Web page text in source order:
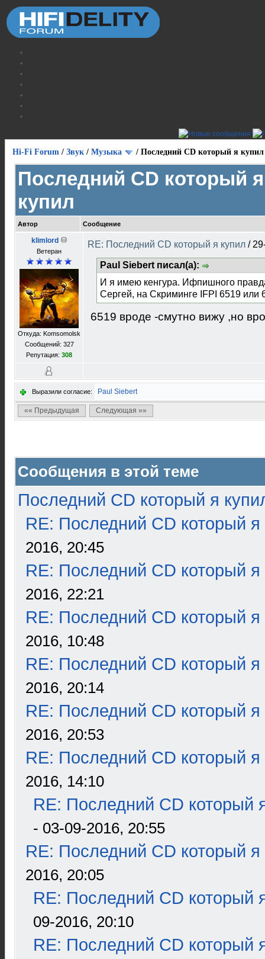
Hi-Fi Forum / Звук / Музыка / Последний CD который я купил
Последний CD который я
купил
Автор Сообщение
klimlord
Ветеран
Откуда: Komsomolsk
Сообщений: 327
Репутация: 308
RE: Последний CD который я купил /
Paul Siebert писал(а):
И я имею кенгура. Ифпишного
Сергей, на Скриминге IFPI 6519
6519 вроде -смутно вижу ,но
Выразили согласие: Paul Siebert
«« Предыдущая Следующая »»
Сообщения в этой теме
Последний CD который я
RE: Последний CD который я
2016, 20:45
RE: Последний CD который я
2016, 22:21
RE: Последний CD который я
2016, 10:48
RE: Последний CD который я
2016, 20:14
RE: Последний CD который я
2016, 20:53
RE: Последний CD который я
2016, 14:10
RE: Последний CD который
- 03-09-2016, 20:55
RE: Последний CD который я
2016, 20:05
RE: Последний CD который
09-2016, 20:10
RE: Последний CD который